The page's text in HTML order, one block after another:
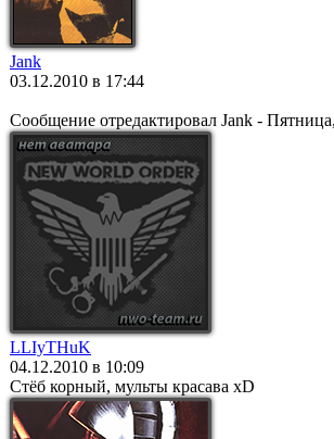
Jank
03.12.2010 в 17:44
Сообщение отредактировал Jank -
LLIyTHuK
04.12.2010 в 10:09
Стёб корный, мульты красава xD